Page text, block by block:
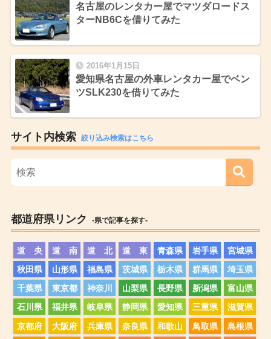
名古屋のレンタカー屋でマツダロードス
ターNB6Cを借りてみた
2016年1月15日
愛知県名古屋の外車レンタカー屋でベン
ツSLK230を借りてみた
サイト内検索 絞り込み検索はこちら
都道府県リンク -県で記事を探す-
道 央 道 南 道 北 道 東 青森県 岩手県
宮城県
秋田県
山形県 福島県 茨城県 栃木県 群馬県
埼玉県
千葉県
東京都 神奈川 山梨県 長野県 新潟県
富山県
石川県
福井県 岐阜県 静岡県 愛知県 三重県
滋賀県
京都府
大阪府 兵庫県 奈良県 和歌山 鳥取県
島根県